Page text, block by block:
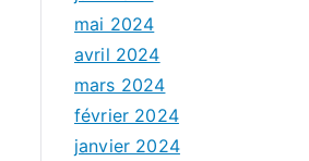
mai 2024
avril 2024
mars 2024
février 2024
janvier 2024